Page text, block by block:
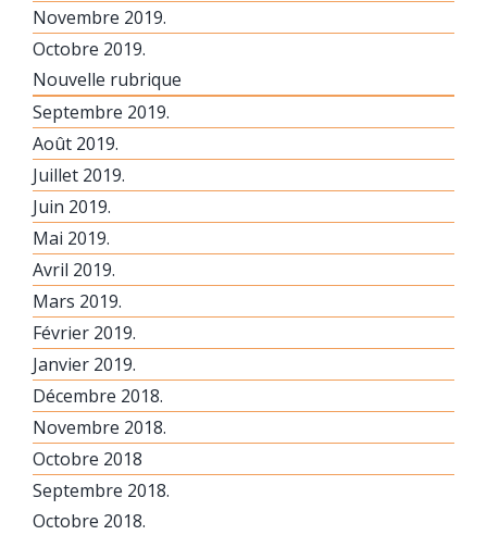
Novembre 2019.
Octobre 2019.
Nouvelle rubrique
Septembre 2019.
Août 2019.
Juillet 2019.
Juin 2019.
Mai 2019.
Avril 2019.
Mars 2019.
Février 2019.
Janvier 2019.
Décembre 2018.
Novembre 2018.
Octobre 2018
Septembre 2018.
Octobre 2018.